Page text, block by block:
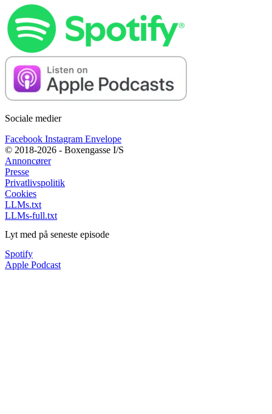
Sociale medier
Facebook Instagram Envelope
© 2018-2026 - Boxengasse I/S
Annoncører
Presse
Privatlivspolitik
Cookies
LLMs.txt
LLMs-full.txt
Lyt med på seneste episode
Spotify
Apple Podcast